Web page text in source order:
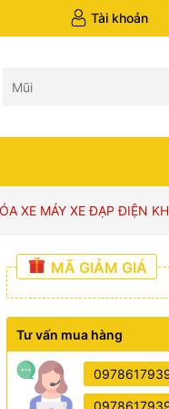
Tài khoản
XE MÁY XE ĐẠP ĐIỆN
MÃ GIẢM GIÁ
Tư vấn mua hàng